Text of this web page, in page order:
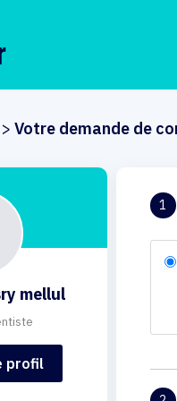
> Votre demande de
mellul
profil
1